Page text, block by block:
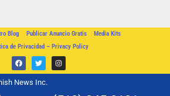
Blog Publicar Anuncio Gratis
Media Kits
de Privacidad – Privacy Policy
News Inc.